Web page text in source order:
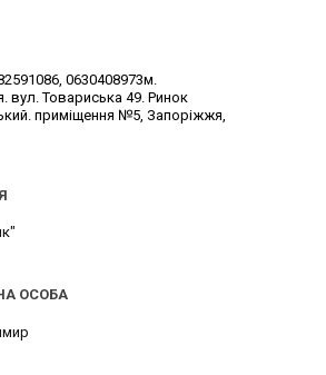
0630408973м.
вул. Товариська 49. Ринок
приміщення №5, Запоріжжя,